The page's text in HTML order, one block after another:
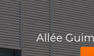
Allée